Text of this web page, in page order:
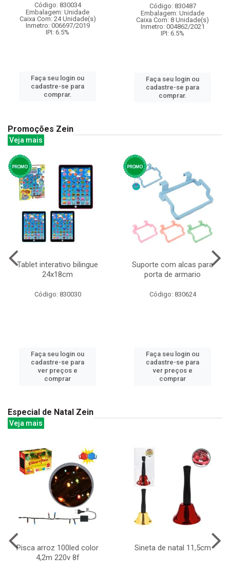
Código: 830034
Embalagem: Unidade
Caixa Com: 24 Unidade(s)
Inmetro: 006697/2019
IPI: 6.5%
Faça seu login ou
cadastre-se para
comprar.
Código: 830487
Embalagem: Unidade
Caixa Com: 8 Unidade(s)
Inmetro: 004862/2021
IPI: 6.5%
Faça seu login ou
cadastre-se para
comprar.
Promoções Zein
Veja mais
Tablet interativo bilingue
24x18cm
Código: 830030
Faça seu login ou
cadastre-se para
ver preços e
comprar
Suporte com alcas para
porta de armario
Código: 830624
Faça seu login ou
cadastre-se para
ver preços e
comprar
Especial de Natal Zein
Veja mais
Pisca arroz 100led color
4,2m 220v 8f
Sineta de natal 11,5cm